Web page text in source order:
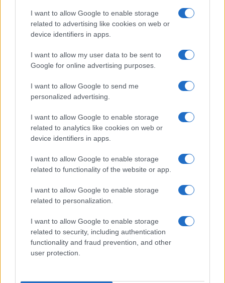
I want to allow Google to enable storage
related to advertising like cookies on web or
device identifiers in apps.
I want to allow my user data to be sent to
Google for online advertising purposes.
I want to allow Google to send me
personalized advertising.
I want to allow Google to enable storage
related to analytics like cookies on web or
device identifiers in apps.
I want to allow Google to enable storage
related to functionality of the website or app.
I want to allow Google to enable storage
related to personalization.
I want to allow Google to enable storage
related to security, including authentication
functionality and fraud prevention, and other
user protection.